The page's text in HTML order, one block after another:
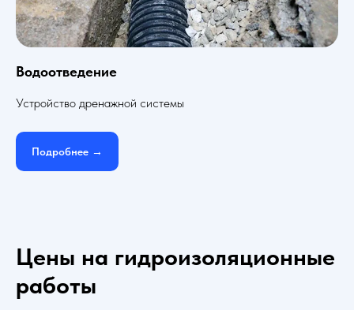
Водоотведение
Устройство дренажной системы
Подробнее →
Цены на гидроизоляционные
работы